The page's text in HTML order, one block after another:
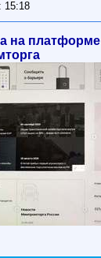
15:18
на платформе